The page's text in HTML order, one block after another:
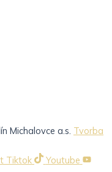
Michalovce a.s. Tvorba
Tiktok Youtube